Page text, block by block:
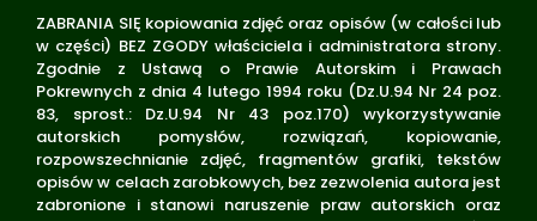
ZABRANIA SIĘ kopiowania zdjęć oraz opisów (w całości lub
w części) BEZ ZGODY właściciela i administratora strony.
Zgodnie z Ustawą o Prawie Autorskim i Prawach
Pokrewnych z dnia 4 lutego 1994 roku (Dz.U.94 Nr 24 poz.
83, sprost.: Dz.U.94 Nr 43 poz.170) wykorzystywanie
autorskich pomysłów, rozwiązań, kopiowanie,
rozpowszechnianie zdjęć, fragmentów grafiki, tekstów
opisów w celach zarobkowych, bez zezwolenia autora jest
zabronione i stanowi naruszenie praw autorskich oraz